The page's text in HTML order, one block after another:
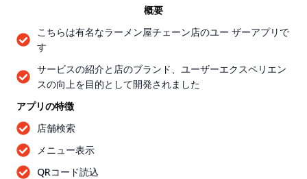
概要
こちらは有名なラーメン屋チェーン店のユー ザーアプリで
す
サービスの紹介と店のブランド、ユーザーエクスペリエン
スの向上を目的として開発されました
アプリの特徴
店舗検索
メニュー表示
QRコード読込